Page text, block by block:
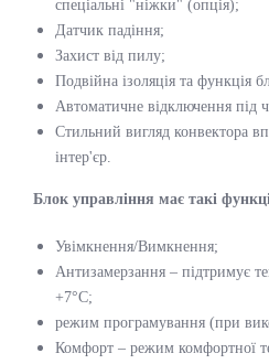
спеціальні "ніжки" (опція);
Датчик падіння;
Захист від пилу;
Подвійна ізоляція та функція
Автоматичне відключення під
Стильний вигляд конвектора
інтер'єр.
Блок управління має такі
Увімкнення/Вимкнення;
Антизамерзання – підтримує
+7°С;
режим програмування (при
Комфорт – режим комфортної